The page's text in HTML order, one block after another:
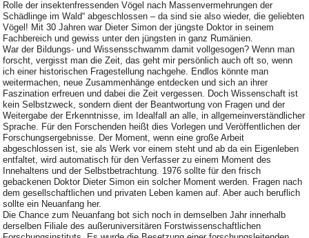
Rolle der insektenfressenden Vögel nach Massenvermehrungen der
Schädlinge im Wald“ abgeschlossen – da sind sie also wieder, die geliebten
Vögel! Mit 30 Jahren war Dieter Simon der jüngste Doktor in seinem
Fachbereich und gewiss unter den jüngsten in ganz Rumänien.
War der Bildungs- und Wissensschwamm damit vollgesogen? Wenn man
forscht, vergisst man die Zeit, das geht mir persönlich auch oft so, wenn
ich einer historischen Fragestellung nachgehe. Endlos könnte man
weitermachen, neue Zusammenhänge entdecken und sich an ihrer
Faszination erfreuen und dabei die Zeit vergessen. Doch Wissenschaft ist
kein Selbstzweck, sondern dient der Beantwortung von Fragen und der
Weitergabe der Erkenntnisse, im Idealfall an alle, in allgemeinverständlicher
Sprache. Für den Forschenden heißt dies Vorlegen und Veröffentlichen der
Forschungsergebnisse. Der Moment, wenn eine große Arbeit
abgeschlossen ist, sie als Werk vor einem steht und ab da ein Eigenleben
entfaltet, wird automatisch für den Verfasser zu einem Moment des
Innehaltens und der Selbstbetrachtung. 1976 sollte für den frisch
gebackenen Doktor Dieter Simon ein solcher Moment werden. Fragen nach
dem gesellschaftlichen und privaten Leben kamen auf. Aber auch beruflich
sollte ein Neuanfang her.
Die Chance zum Neuanfang bot sich noch in demselben Jahr innerhalb
derselben Filiale des außeruniversitären Forstwissenschaftlichen